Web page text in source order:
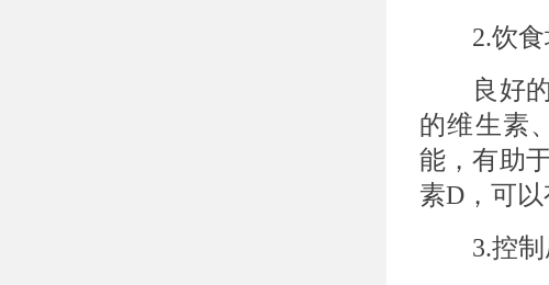
2.饮食
良好的
的维生素
能，有助
素D，可
3.控制